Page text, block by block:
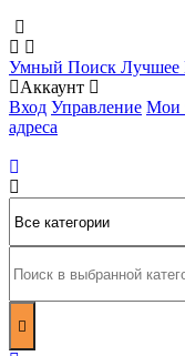
Умный Поиск Лучшее
Аккаунт
Вход Управление Мои
адреса